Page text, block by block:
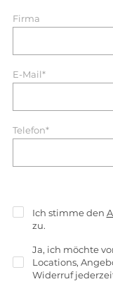
Firma
E-Mail*
Telefon*
Ich stimme den
zu.
Ja, ich möchte
Locations,
Widerruf